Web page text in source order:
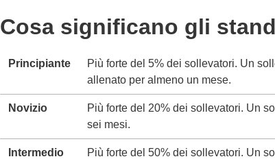
Cosa significano gli
Principiante
Più forte del 5% dei sollevatori. Un
allenato per almeno un mese.
Novizio
Più forte del 20% dei sollevatori. Un
sei mesi.
Intermedio
Più forte del 50% dei sollevatori. Un